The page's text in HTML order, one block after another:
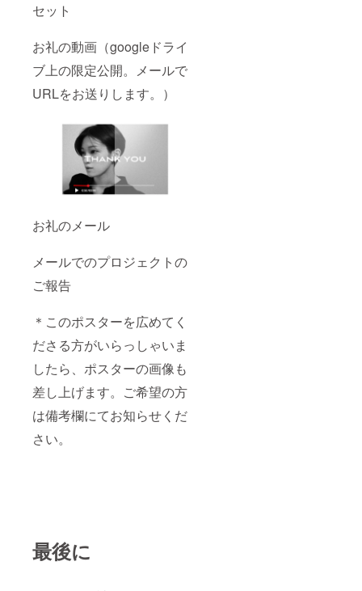
セット
お礼の動画（googleドライ
ブ上の限定公開。メールで
URLをお送りします。）
お礼のメール
メールでのプロジェクトの
ご報告
＊このポスターを広めてく
ださる方がいらっしゃいま
したら、ポスターの画像も
差し上げます。ご希望の方
は備考欄にてお知らせくだ
さい。
最後に